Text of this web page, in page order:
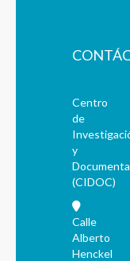
Centro
de
y
(CIDOC)
Calle
Alberto
Henckel